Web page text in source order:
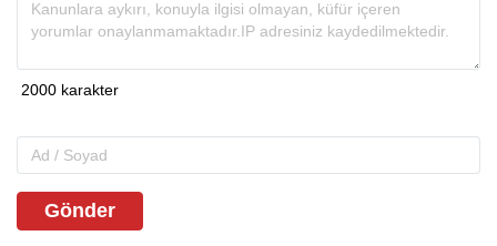
Gönder